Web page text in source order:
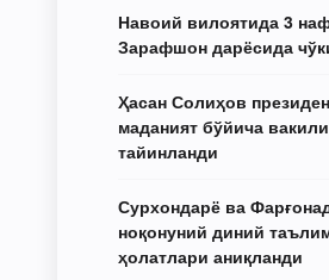
Навоий вилоятида 3
Зарафшон дарёсида
Ҳасан Солиҳов
маданият бўйича
тайинланди
Сурхондарё ва
ноқонуний диний
ҳолатлари аниқланди